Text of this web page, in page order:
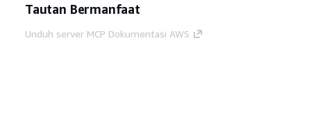
Tautan Bermanfaat
Unduh server MCP Dokumentasi AWS